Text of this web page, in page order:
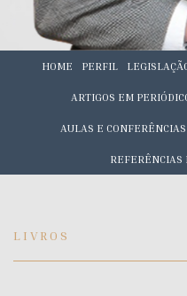
HOME PERFIL
ARTIGOS EM
AULAS E CONFERÊNCIAS
REFERÊNCIAS
LIVROS